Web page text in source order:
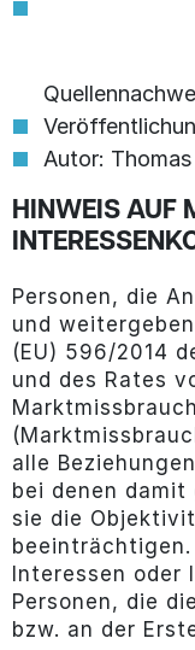
Autor: Thomas
HINWEIS AUF
Personen, die
und
(EU) 596/2014
und des Rates
Marktmissbrauch
alle
bei denen
sie die
Interessen
Personen, die
bzw. an der